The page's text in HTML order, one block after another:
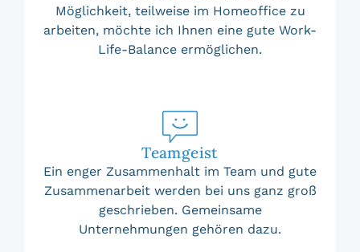
Möglichkeit, teilweise im Homeoffice zu
arbeiten, möchte ich Ihnen eine gute Work-
Life-Balance ermöglichen.
Teamgeist
Ein enger Zusammenhalt im Team und gute
Zusammenarbeit werden bei uns ganz groß
geschrieben. Gemeinsame
Unternehmungen gehören dazu.